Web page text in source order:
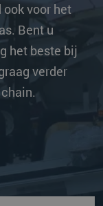
voor het
Bent u
het beste bij
verder